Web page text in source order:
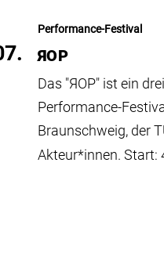
Performance-Festival
ЯOP
Das "ЯOP" ist ein
Performance-
Braunschweig, der
Akteur*innen. Start: